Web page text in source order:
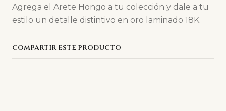
Agrega el Arete Hongo a tu colección y dale a tu
estilo un detalle distintivo en oro laminado 18K.
COMPARTIR ESTE PRODUCTO